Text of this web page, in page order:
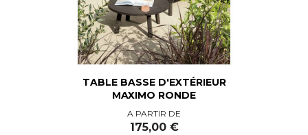
TABLE BASSE D'EXTÉRIEUR
MAXIMO RONDE
Prix
A PARTIR DE
175,00 €